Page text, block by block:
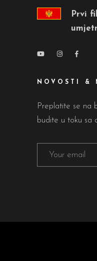
Prvi
NOVOSTI &
Preplatite se na
budite u toku sa